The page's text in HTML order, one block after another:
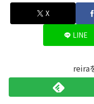
X
LINE
reira